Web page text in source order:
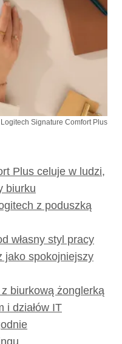
Logitech Signature Comfort Plus
Plus celuje w ludzi,
biurku
z poduszką
własny styl pracy
jako spokojniejszy
biurkową żonglerką
i działów IT